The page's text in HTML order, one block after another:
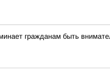
гражданам быть